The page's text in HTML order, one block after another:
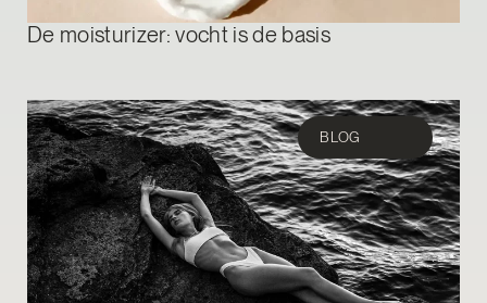
De moisturizer: vocht is de basis
BLOG